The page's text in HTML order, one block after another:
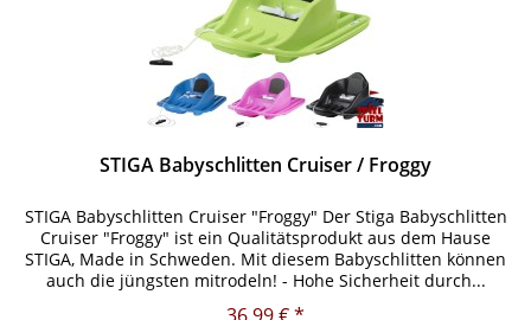
STIGA Babyschlitten Cruiser / Froggy
STIGA Babyschlitten Cruiser "Froggy" Der Stiga Babyschlitten
Cruiser "Froggy" ist ein Qualitätsprodukt aus dem Hause
STIGA, Made in Schweden. Mit diesem Babyschlitten können
auch die jüngsten mitrodeln! - Hohe Sicherheit durch...